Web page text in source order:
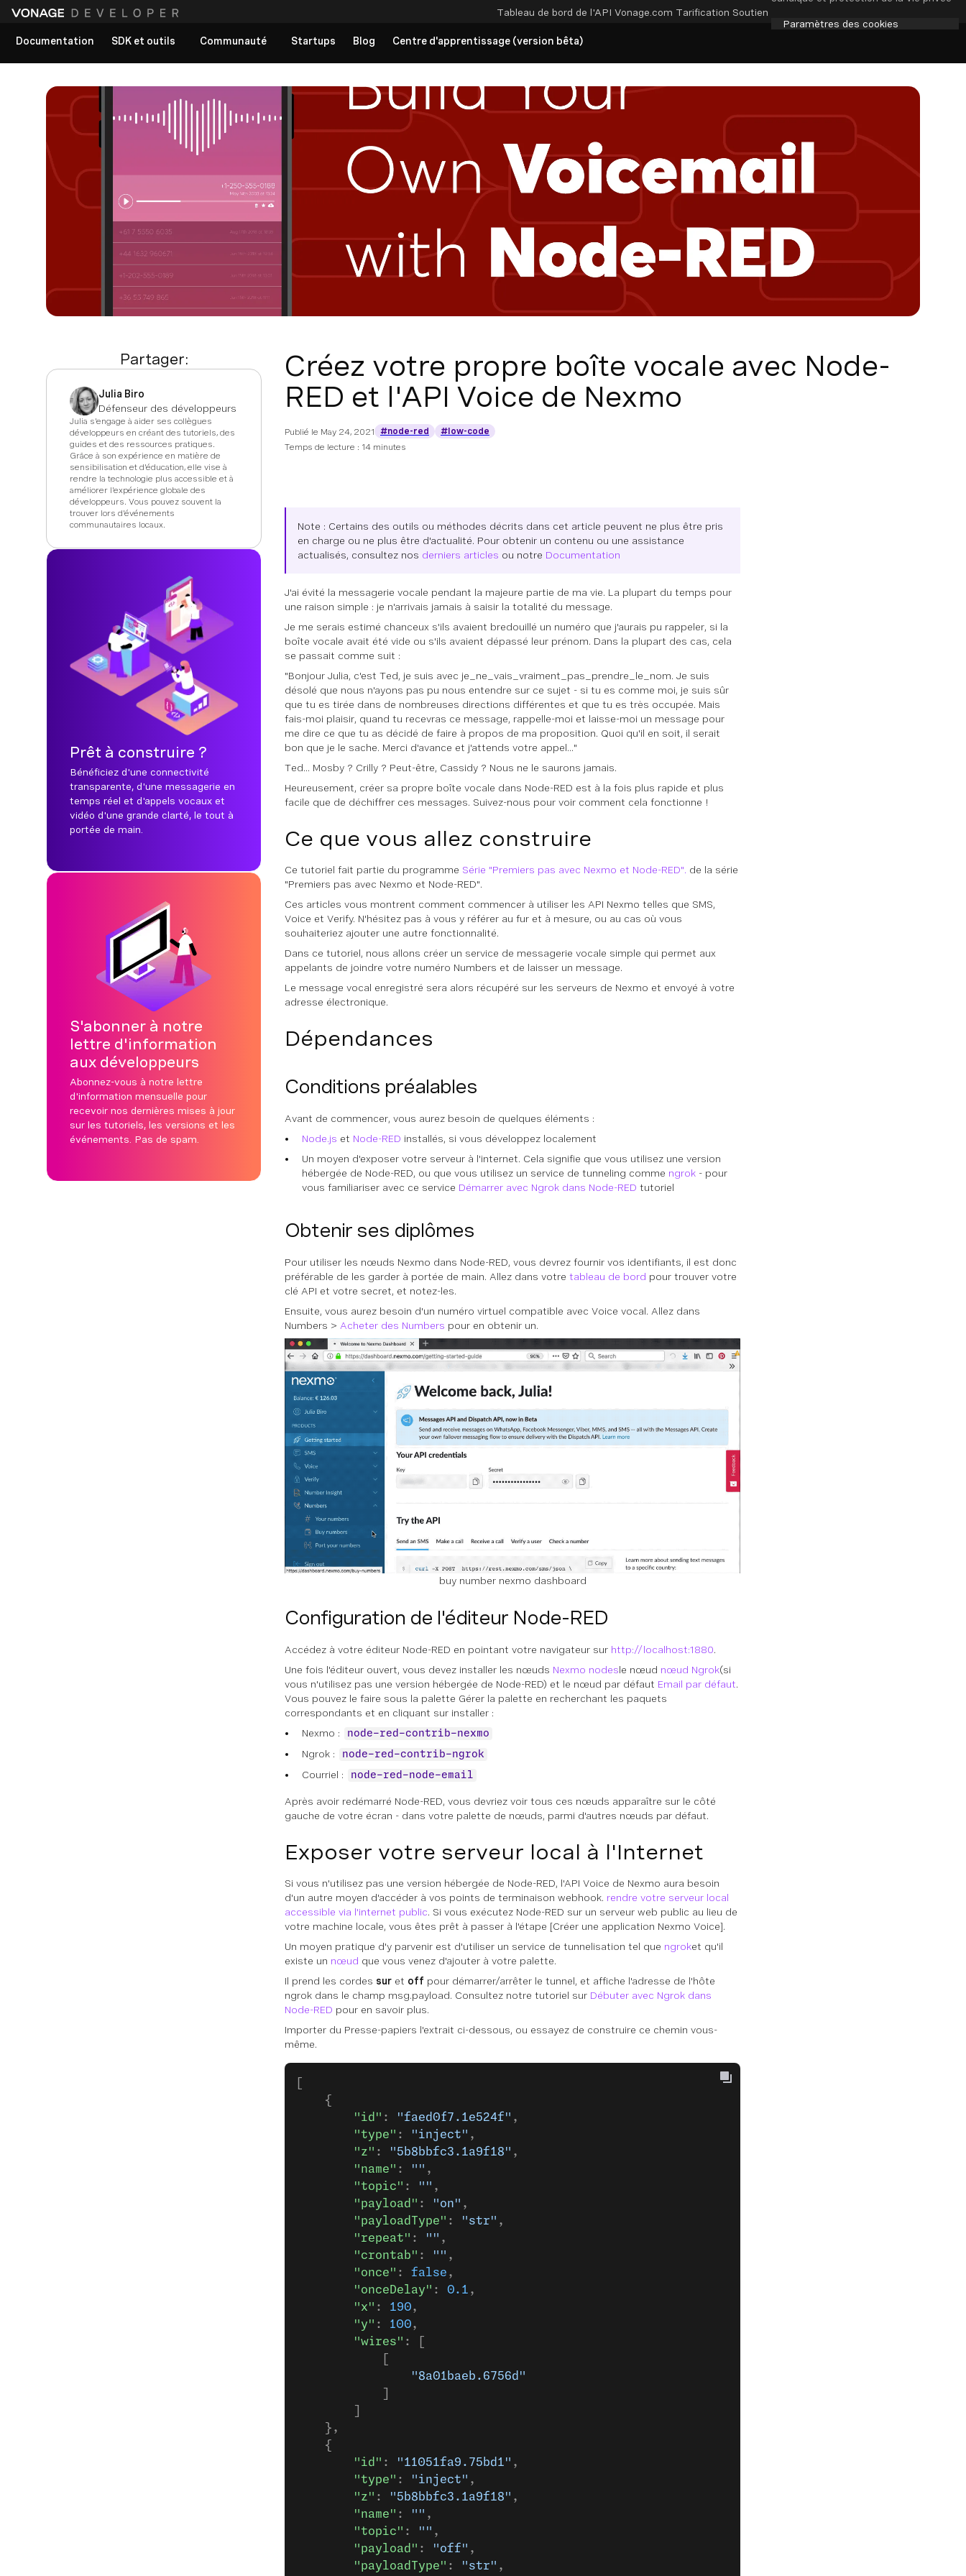
Tableau de bord de l'API Vonage.com Tarification Soutien
Paramètres des cookies
Documentation
SDK et outils Communauté Startups Blog Centre d'apprentissage (version bêta)
Partager:
Julia Biro
Défenseur des développeurs
Julia s'engage à aider ses collègues
développeurs en créant des tutoriels, des
guides et des ressources pratiques.
Grâce à son expérience en matière de
sensibilisation et d'éducation, elle vise à
rendre la technologie plus accessible et à
améliorer l'expérience globale des
développeurs. Vous pouvez souvent la
trouver lors d'événements
communautaires locaux.
Prêt à construire ?
Bénéficiez d'une connectivité
transparente, d'une messagerie en
temps réel et d'appels vocaux et
vidéo d'une grande clarté, le tout à
portée de main.
S'abonner à notre
lettre d'information
aux développeurs
Abonnez-vous à notre lettre
d'information mensuelle pour
recevoir nos dernières mises à jour
sur les tutoriels, les versions et les
événements. Pas de spam.
Créez votre propre boîte vocale avec Node-
RED et l'API Voice de Nexmo
Publié le May 24, 2021 #node-red
#low-code
Temps de lecture : 14 minutes
Note : Certains des outils ou méthodes décrits dans cet article peuvent ne plus être pris
en charge ou ne plus être d'actualité. Pour obtenir un contenu ou une assistance
actualisés, consultez nos derniers articles ou notre Documentation
J'ai évité la messagerie vocale pendant la majeure partie de ma vie. La plupart du temps pour
une raison simple : je n'arrivais jamais à saisir la totalité du message.
Je me serais estimé chanceux s'ils avaient bredouillé un numéro que j'aurais pu rappeler, si la
boîte vocale avait été vide ou s'ils avaient dépassé leur prénom. Dans la plupart des cas, cela
se passait comme suit :
"Bonjour Julia, c'est Ted, je suis avec je_ne_vais_vraiment_pas_prendre_le_nom. Je suis
désolé que nous n'ayons pas pu nous entendre sur ce sujet - si tu es comme moi, je suis sûr
que tu es tirée dans de nombreuses directions différentes et que tu es très occupée. Mais
fais-moi plaisir, quand tu recevras ce message, rappelle-moi et laisse-moi un message pour
me dire ce que tu as décidé de faire à propos de ma proposition. Quoi qu'il en soit, il serait
bon que je le sache. Merci d'avance et j'attends votre appel..."
Ted... Mosby ? Crilly ? Peut-être, Cassidy ? Nous ne le saurons jamais.
Heureusement, créer sa propre boîte vocale dans Node-RED est à la fois plus rapide et plus
facile que de déchiffrer ces messages. Suivez-nous pour voir comment cela fonctionne !
Ce que vous allez construire
Ce tutoriel fait partie du programme Série "Premiers pas avec Nexmo et Node-RED". de la série
"Premiers pas avec Nexmo et Node-RED".
Ces articles vous montrent comment commencer à utiliser les API Nexmo telles que SMS,
Voice et Verify. N'hésitez pas à vous y référer au fur et à mesure, ou au cas où vous
souhaiteriez ajouter une autre fonctionnalité.
Dans ce tutoriel, nous allons créer un service de messagerie vocale simple qui permet aux
appelants de joindre votre numéro Numbers et de laisser un message.
Le message vocal enregistré sera alors récupéré sur les serveurs de Nexmo et envoyé à votre
adresse électronique.
Dépendances
Conditions préalables
Avant de commencer, vous aurez besoin de quelques éléments :
Node.js et Node-RED installés, si vous développez localement
Un moyen d'exposer votre serveur à l'internet. Cela signifie que vous utilisez une version
hébergée de Node-RED, ou que vous utilisez un service de tunneling comme ngrok - pour
vous familiariser avec ce service Démarrer avec Ngrok dans Node-RED tutoriel
Obtenir ses diplômes
Pour utiliser les nœuds Nexmo dans Node-RED, vous devrez fournir vos identifiants, il est donc
préférable de les garder à portée de main. Allez dans votre tableau de bord pour trouver votre
clé API et votre secret, et notez-les.
Ensuite, vous aurez besoin d'un numéro virtuel compatible avec Voice vocal. Allez dans
Numbers > Acheter des Numbers pour en obtenir un.
buy number nexmo dashboard
Configuration de l'éditeur Node-RED
Accédez à votre éditeur Node-RED en pointant votre navigateur sur http://localhost:1880.
Une fois l'éditeur ouvert, vous devez installer les nœuds Nexmo nodesle nœud nœud Ngrok(si
vous n'utilisez pas une version hébergée de Node-RED) et le nœud par défaut Email par défaut.
Vous pouvez le faire sous la palette Gérer la palette en recherchant les paquets
correspondants et en cliquant sur installer :
Nexmo :
node-red-contrib-nexmo
Ngrok : node-red-contrib-ngrok
Courriel : node-red-node-email
Après avoir redémarré Node-RED, vous devriez voir tous ces nœuds apparaître sur le côté
gauche de votre écran - dans votre palette de nœuds, parmi d'autres nœuds par défaut.
Exposer votre serveur local à l'Internet
Si vous n'utilisez pas une version hébergée de Node-RED, l'API Voice de Nexmo aura besoin
d'un autre moyen d'accéder à vos points de terminaison webhook. rendre votre serveur local
accessible via l'internet public. Si vous exécutez Node-RED sur un serveur web public au lieu de
votre machine locale, vous êtes prêt à passer à l'étape [Créer une application Nexmo Voice].
Un moyen pratique d'y parvenir est d'utiliser un service de tunnelisation tel que ngroket qu'il
existe un nœud que vous venez d'ajouter à votre palette.
Il prend les cordes sur et off pour démarrer/arrêter le tunnel, et affiche l'adresse de l'hôte
ngrok dans le champ msg.payload. Consultez notre tutoriel sur Débuter avec Ngrok dans
Node-RED pour en savoir plus.
Importer du Presse-papiers l'extrait ci-dessous, ou essayez de construire ce chemin vous-
même.
    {
        "id"
: "faed0f7.1e524f" ,
        "type"
: "inject" ,
        "z"
: "5b8bbfc3.1a9f18" ,
        "name"
: "" ,
        "topic"
: "" ,
        "payload"
: "on" ,
        "payloadType"
: "str" ,
        "repeat"
: "" ,
        "crontab"
: "" ,
        "once"
: false ,
        "onceDelay"
: 0.1 ,
        "x"
: 190,
        "y"
: 100,
        "wires"
: [
                "8a01baeb.6756d"
    },
    {
        "id"
: "11051fa9.75bd1" ,
        "type"
: "inject" ,
        "z"
: "5b8bbfc3.1a9f18" ,
        "name"
: "" ,
        "topic"
: "" ,
        "payload"
: "off" ,
        "payloadType"
: "str" ,